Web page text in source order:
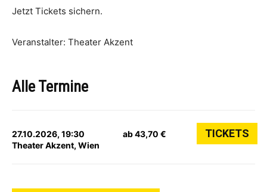
Jetzt Tickets sichern.
Veranstalter: Theater Akzent
Alle Termine
27.10.2026, 19:30
Theater Akzent, Wien
ab 43,70 € TICKETS